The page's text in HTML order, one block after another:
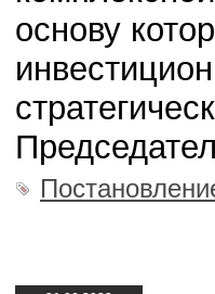
основу